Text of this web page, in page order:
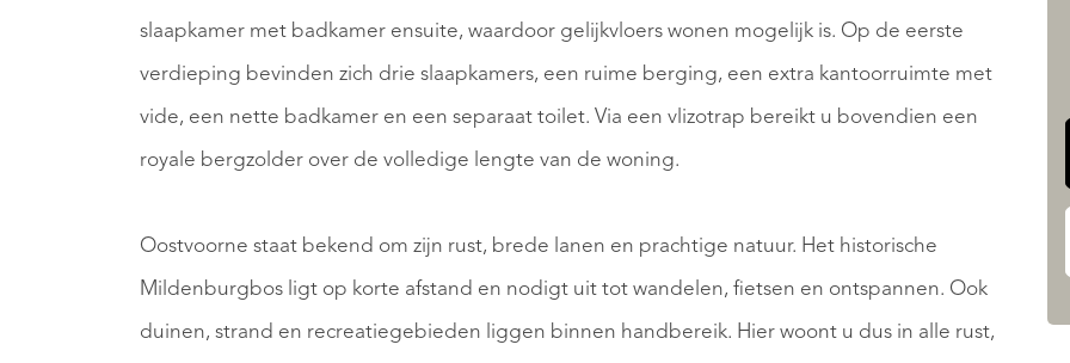
slaapkamer met badkamer ensuite, waardoor gelijkvloers wonen mogelijk is. Op de eerste
verdieping bevinden zich drie slaapkamers, een ruime berging, een extra kantoorruimte met
vide, een nette badkamer en een separaat toilet. Via een vlizotrap bereikt u bovendien een
royale bergzolder over de volledige lengte van de woning.
Oostvoorne staat bekend om zijn rust, brede lanen en prachtige natuur. Het historische
Mildenburgbos ligt op korte afstand en nodigt uit tot wandelen, fietsen en ontspannen. Ook
duinen, strand en recreatiegebieden liggen binnen handbereik. Hier woont u dus in alle rust,